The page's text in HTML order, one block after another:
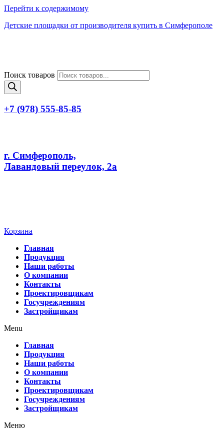
Перейти к содержимому
Детские площадки от производителя купить в Симферополе
Поиск товаров
+7 (978) 555-85-85
г. Симферополь,
Лавандовый переулок, 2а
Корзина
Главная
Продукция
Наши работы
О компании
Контакты
Проектировщикам
Госучреждениям
Застройщикам
Menu
Главная
Продукция
Наши работы
О компании
Контакты
Проектировщикам
Госучреждениям
Застройщикам
Меню